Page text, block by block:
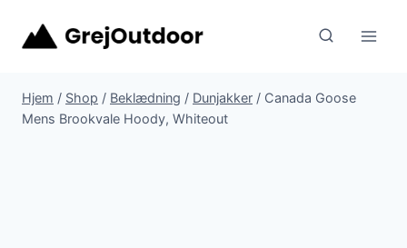
Hjem / Shop / Beklædning / Dunjakker / Canada Goose
Mens Brookvale Hoody, Whiteout